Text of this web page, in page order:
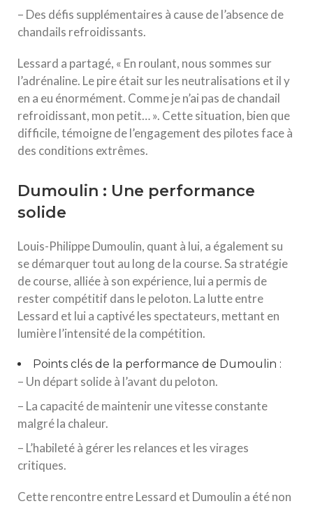
– Des défis supplémentaires à cause de l’absence de
chandails refroidissants.
Lessard a partagé, « En roulant, nous sommes sur
l’adrénaline. Le pire était sur les neutralisations et il y
en a eu énormément. Comme je n’ai pas de chandail
refroidissant, mon petit… ». Cette situation, bien que
difficile, témoigne de l’engagement des pilotes face à
des conditions extrêmes.
Dumoulin : Une performance
solide
Louis-Philippe Dumoulin, quant à lui, a également su
se démarquer tout au long de la course. Sa stratégie
de course, alliée à son expérience, lui a permis de
rester compétitif dans le peloton. La lutte entre
Lessard et lui a captivé les spectateurs, mettant en
lumière l’intensité de la compétition.
Points clés de la performance de Dumoulin :
– Un départ solide à l’avant du peloton.
– La capacité de maintenir une vitesse constante
malgré la chaleur.
– L’habileté à gérer les relances et les virages
critiques.
Cette rencontre entre Lessard et Dumoulin a été non